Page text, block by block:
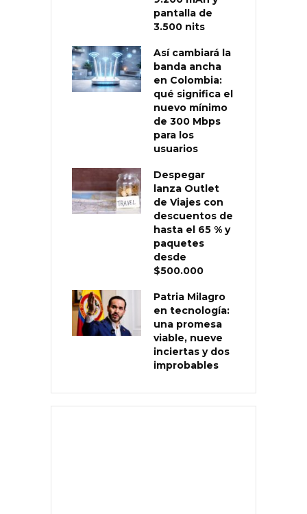
pantalla de
3.500 nits
Así cambiará la
banda ancha
en Colombia:
qué significa el
nuevo mínimo
de 300 Mbps
para los
usuarios
Despegar
lanza Outlet
de Viajes con
descuentos de
hasta el 65 % y
paquetes
desde
$500.000
Patria Milagro
en tecnología:
una promesa
viable, nueve
inciertas y dos
improbables